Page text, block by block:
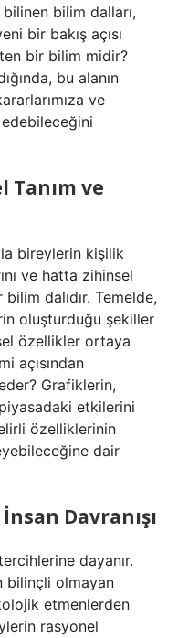
bilim dalları,
bir bakış açısı
bir bilim midir?
bu alanın
ve
edebileceğini
Tanım ve
bireylerin kişilik
ve hatta zihinsel
dalıdır. Temelde,
oluşturduğu şekiller
özellikler ortaya
açısından
Grafiklerin,
etkilerini
özelliklerinin
dair
Davranışı
dayanır.
bilinçli olmayan
etmenlerden
rasyonel